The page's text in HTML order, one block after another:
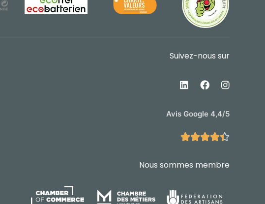
Suivez-nous sur
Avis Google 4,4/5

Nous sommes membre